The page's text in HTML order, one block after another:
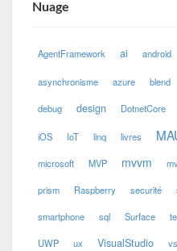
Nuage
AgentFramework ai android
asynchronisme azure blend
debug design DotnetCore
iOS IoT linq livres
microsoft MVP mvvm
prism Raspberry securité
smartphone sql Surface
UWP ux VisualStudio